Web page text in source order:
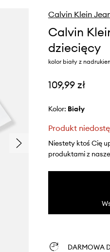
Calvin Klein
Calvin
dziecięcy
kolor biały z
109,99 zł
Kolor: biały
Produkt
Niestety ktoś Cię
produktami z
DARMOWA